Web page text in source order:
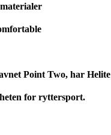
Point Two, har Helite
for ryttersport.